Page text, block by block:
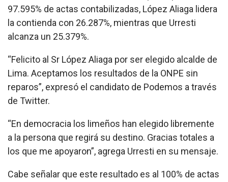
97.595% de actas contabilizadas, López Aliaga lidera
la contienda con 26.287%, mientras que Urresti
alcanza un 25.379%.
“Felicito al Sr López Aliaga por ser elegido alcalde de
Lima. Aceptamos los resultados de la ONPE sin
reparos”, expresó el candidato de Podemos a través
de Twitter.
“En democracia los limeños han elegido libremente
a la persona que regirá su destino. Gracias totales a
los que me apoyaron”, agrega Urresti en su mensaje.
Cabe señalar que este resultado es al 100% de actas